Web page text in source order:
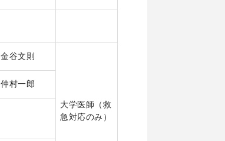
金谷文則
大学医師（救
急対応のみ）
仲村一郎